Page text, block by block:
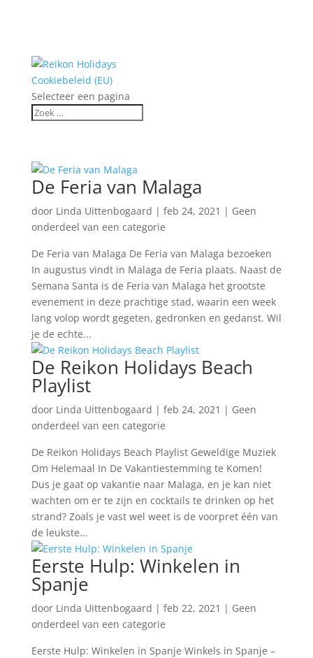
Cookiebeleid (EU)
Selecteer een pagina
De Feria van Malaga
door Linda Uittenbogaard | feb 24, 2021 | Geen
onderdeel van een categorie
De Feria van Malaga De Feria van Malaga bezoeken
In augustus vindt in Malaga de Feria plaats. Naast de
Semana Santa is de Feria van Malaga het grootste
evenement in deze prachtige stad, waarin een week
lang volop wordt gegeten, gedronken en gedanst. Wil
je de echte...
De Reikon Holidays Beach
Playlist
door Linda Uittenbogaard | feb 24, 2021 | Geen
onderdeel van een categorie
De Reikon Holidays Beach Playlist Geweldige Muziek
Om Helemaal In De Vakantiestemming te Komen!
Dus je gaat op vakantie naar Malaga, en je kan niet
wachten om er te zijn en cocktails te drinken op het
strand? Zoals je vast wel weet is de voorpret één van
de leukste...
Eerste Hulp: Winkelen in
Spanje
door Linda Uittenbogaard | feb 22, 2021 | Geen
onderdeel van een categorie
Eerste Hulp: Winkelen in Spanje Winkels in Spanje –